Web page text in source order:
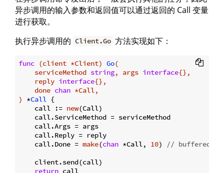
异步调用的输入参数和返回值可以通过返回的 Call 变量
进行获取。
执行异步调用的 Client.Go 方法实现如下：
func (client *Client) Go(
    serviceMethod
string, args interface{},
    reply
interface{},
    done
chan *Call,
)
*Call {
    call :=
new(Call)
    call.ServiceMethod = serviceMethod
    call.Args = args
    call.Reply = reply
    call.Done =
make(chan *Call, 10)
// buffered.
    client.send(call)
return call